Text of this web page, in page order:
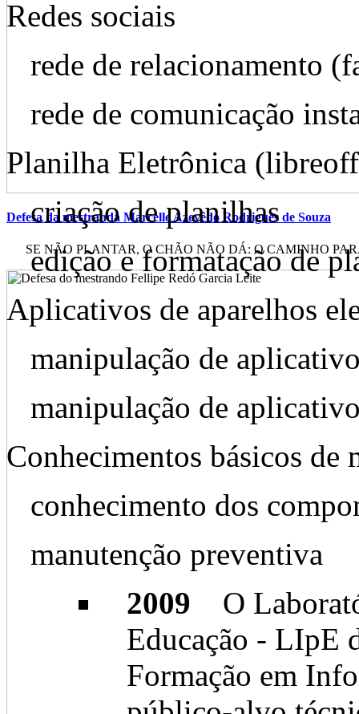
Defesa da mestranda Marcelle Azevêdo Rodrigues de Souza
SE NÃO PLANTAR, O CHÃO NÃO DÁ: O CAMINHO
Redes sociais
rede de relacionamento
rede de comunicação
Planilha Eletrônica
criação de planilhas
edição e formatação de
Aplicativos de aparelhos
manipulação de
manipulação de
Conhecimentos básicos de
conhecimento dos
manutenção preventiva
2009 O
Educação - LIpE
Formação em